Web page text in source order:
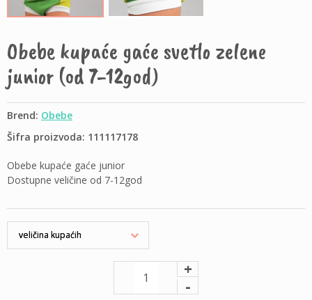
Obebe kupaće gaće svetlo zelene
junior (od 7-12god)
Brend: Obebe
Šifra proizvoda: 111117178
Obebe kupaće gaće junior
Dostupne veličine od 7-12god
+
-